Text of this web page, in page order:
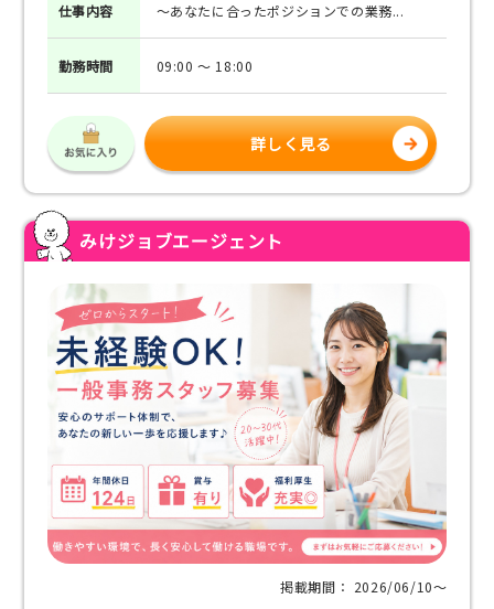
仕事内容 ～あなたに合ったポジションでの業務...
勤務時間 09:00 ～ 18:00
詳しく見る
みけジョブエージェント
掲載期間： 2026/06/10〜